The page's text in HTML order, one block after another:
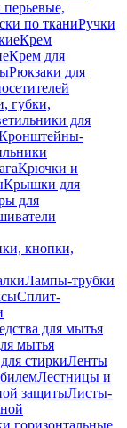
по тканиРучки
Крем
Крем для
Рюкзаки для
губки,
для
Крючки и
Крышки для
для
кнопки,
Лампы-трубки
Сплит-
для мытья
мытья
стиркиЛенты
Лестницы и
защитыЛисты-
горизонтальные